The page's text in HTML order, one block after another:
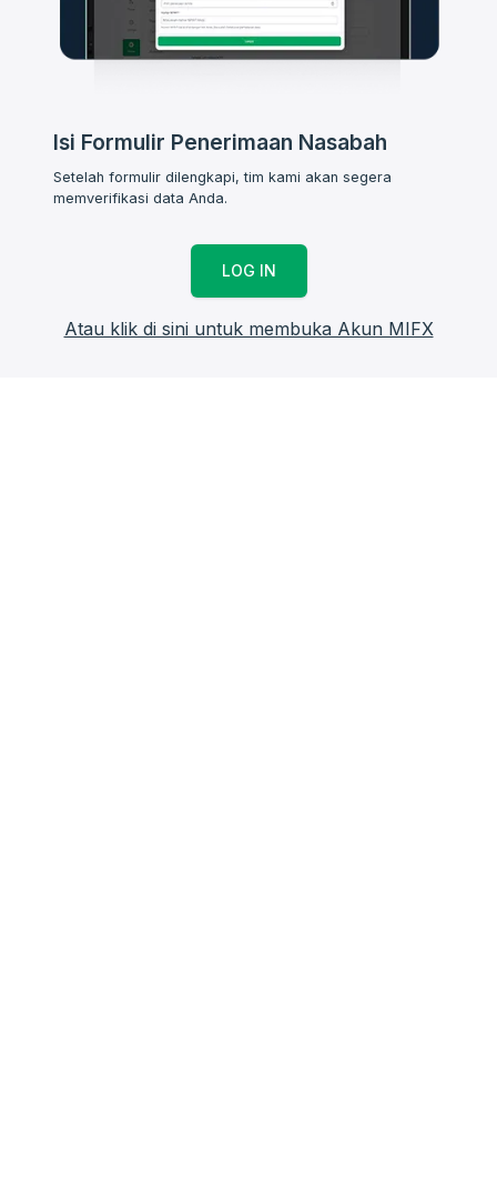
Isi Formulir Penerimaan Nasabah
Setelah formulir dilengkapi, tim kami akan segera
memverifikasi data Anda.
LOG IN
Atau klik di sini untuk membuka Akun MIFX